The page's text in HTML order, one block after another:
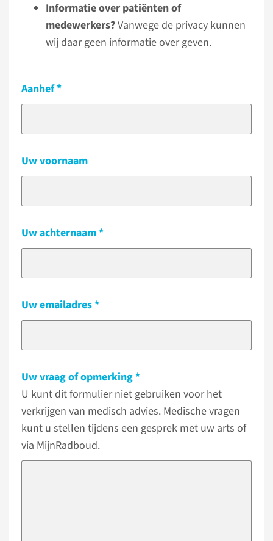
Informatie over patiënten of
medewerkers?Vanwege de privacy kunnen
wij daar geen informatie over geven.
Aanhef
Uw voornaam
Uw achternaam
Uw emailadres
Uw vraag of opmerking
U kunt dit formulier niet gebruiken voor het
verkrijgen van medisch advies. Medische vragen
kunt u stellen tijdens een gesprek met uw arts of
via MijnRadboud.